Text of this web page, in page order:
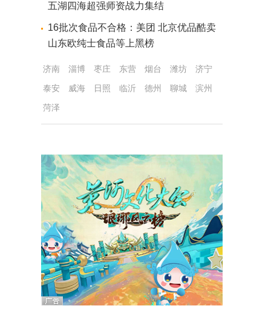
五湖四海超强师资战力集结
16批次食品不合格：美团 北京优品酷卖
山东欧纯士食品等上黑榜
济南 淄博 枣庄 东营 烟台 潍坊
济宁
泰安
威海 日照 临沂 德州 聊城
滨州
菏泽